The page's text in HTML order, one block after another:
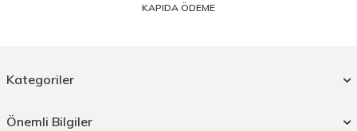
KAPIDA ÖDEME
Kategoriler
Önemli Bilgiler